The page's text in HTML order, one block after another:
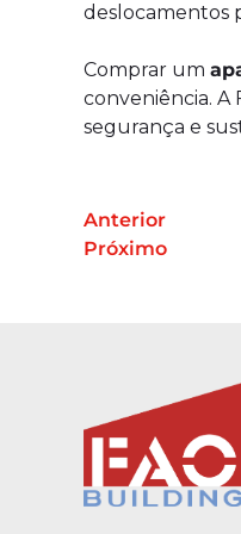
deslocamentos
Comprar um
conveniência. A
segurança e
Anterior
Próximo